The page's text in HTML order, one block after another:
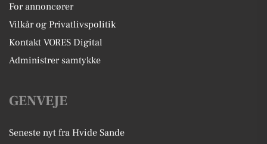
For annoncører
Vilkår og Privatlivspolitik
Kontakt VORES Digital
Administrer samtykke
GENVEJE
Seneste nyt fra Hvide Sande